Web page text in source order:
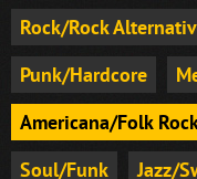
Rock/Rock
Punk/Hardcore
Americana/Folk
Soul/Funk
Jazz/